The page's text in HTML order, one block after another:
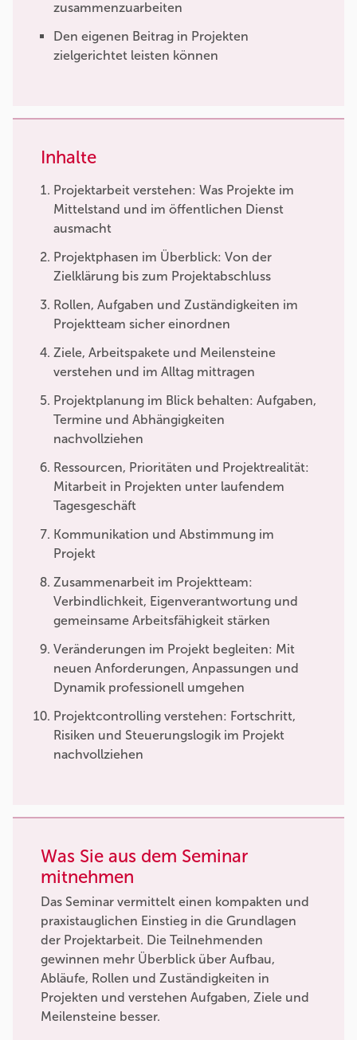
zusammenzuarbeiten
Den eigenen Beitrag in Projekten
zielgerichtet leisten können
Inhalte
Projektarbeit verstehen: Was Projekte im
Mittelstand und im öffentlichen Dienst
ausmacht
Projektphasen im Überblick: Von der
Zielklärung bis zum Projektabschluss
Rollen, Aufgaben und Zuständigkeiten im
Projektteam sicher einordnen
Ziele, Arbeitspakete und Meilensteine
verstehen und im Alltag mittragen
Projektplanung im Blick behalten: Aufgaben,
Termine und Abhängigkeiten
nachvollziehen
Ressourcen, Prioritäten und Projektrealität:
Mitarbeit in Projekten unter laufendem
Tagesgeschäft
Kommunikation und Abstimmung im
Projekt
Zusammenarbeit im Projektteam:
Verbindlichkeit, Eigenverantwortung und
gemeinsame Arbeitsfähigkeit stärken
Veränderungen im Projekt begleiten: Mit
neuen Anforderungen, Anpassungen und
Dynamik professionell umgehen
Projektcontrolling verstehen: Fortschritt,
Risiken und Steuerungslogik im Projekt
nachvollziehen
Was Sie aus dem Seminar
mitnehmen
Das Seminar vermittelt einen kompakten und
praxistauglichen Einstieg in die Grundlagen
der Projektarbeit. Die Teilnehmenden
gewinnen mehr Überblick über Aufbau,
Abläufe, Rollen und Zuständigkeiten in
Projekten und verstehen Aufgaben, Ziele und
Meilensteine besser.